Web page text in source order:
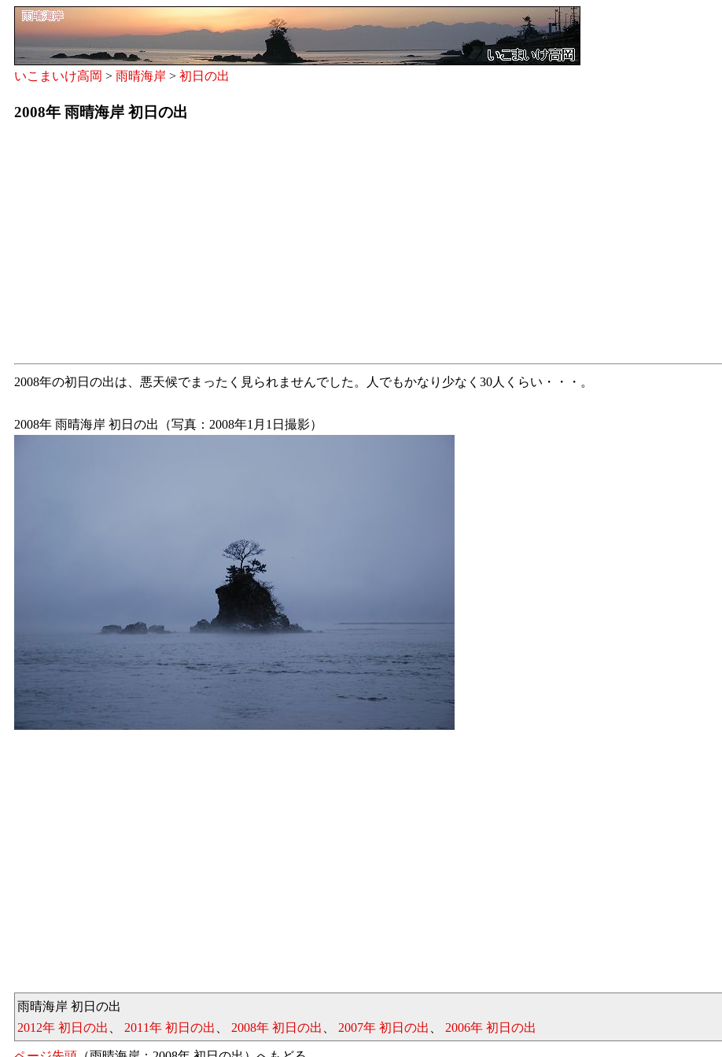
いこまいけ高岡 > 雨晴海岸 > 初日の出
2008年 雨晴海岸 初日の出
2008年の初日の出は、悪天候でまったく見られませんでした。人でもかなり少なく30人くらい・・・。
2008年 雨晴海岸 初日の出（写真：2008年1月1日撮影）
雨晴海岸 初日の出
2012年 初日の出 、 2011年 初日の出 、 2008年 初日の出 、 2007年 初日の出 、 2006年 初日の出